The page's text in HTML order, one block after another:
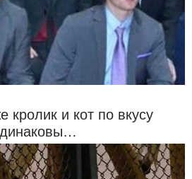
кролик и кот по вкусу